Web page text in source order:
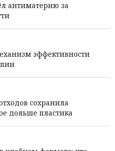
антиматерию за
эффективности
сохранила
дольше пластика